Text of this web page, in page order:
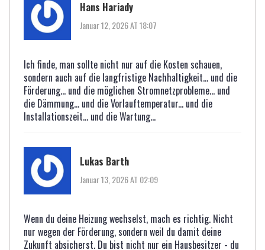
Hans Hariady
Januar 12, 2026 AT 18:07
Ich finde, man sollte nicht nur auf die Kosten schauen,
sondern auch auf die langfristige Nachhaltigkeit... und die
Förderung... und die möglichen Stromnetzprobleme... und
die Dämmung... und die Vorlauftemperatur... und die
Installationszeit... und die Wartung...
Lukas Barth
Januar 13, 2026 AT 02:09
Wenn du deine Heizung wechselst, mach es richtig. Nicht
nur wegen der Förderung, sondern weil du damit deine
Zukunft absicherst. Du bist nicht nur ein Hausbesitzer - du